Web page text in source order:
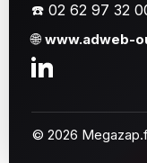
☎️ 02 62 97 32
🌐www.adweb-
© 2026